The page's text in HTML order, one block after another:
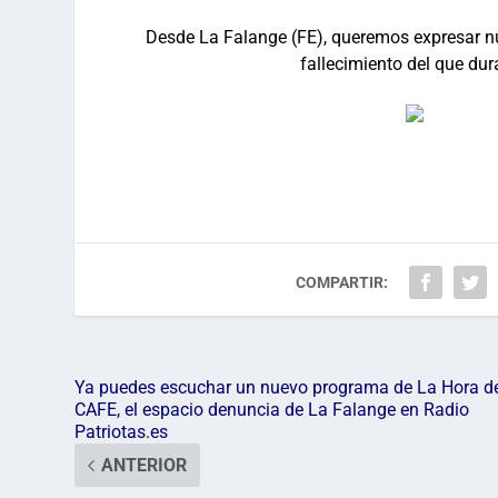
Desde La Falange (FE), queremos expresar
fallecimiento del que
COMPARTIR:
Ya puedes escuchar un nuevo programa de La Hora
CAFE, el espacio denuncia de La Falange en Radio
Patriotas.es
ANTERIOR